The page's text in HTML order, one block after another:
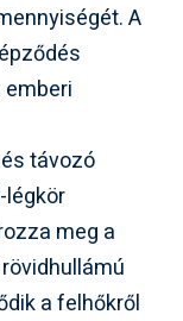
A
távozó
légkör
meg a
a felhőkről